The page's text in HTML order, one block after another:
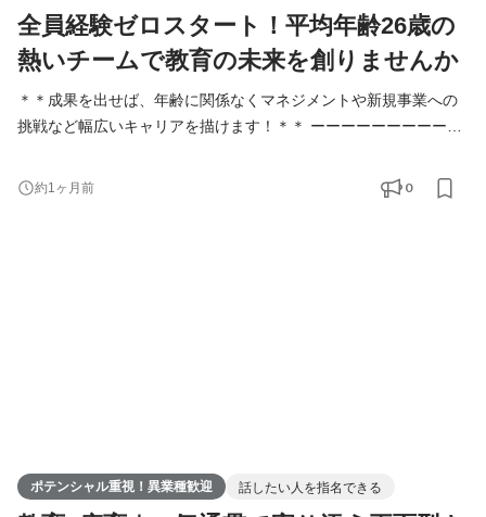
全員経験ゼロスタート！平均年齢26歳の
熱いチームで教育の未来を創りませんか
＊＊成果を出せば、年齢に関係なくマネジメントや新規事業への
挑戦など幅広いキャリアを描けます！＊＊ ーーーーーーーーーー
紹介事業にて、キャリアアドバイザー兼法人営業を担当していた
だきます。 事業者の対象は学校、塾、習い事教室、児童発達支援
約1ヶ月前 0
ポテンシャル重視！異業種歓迎 話したい人を指名できる